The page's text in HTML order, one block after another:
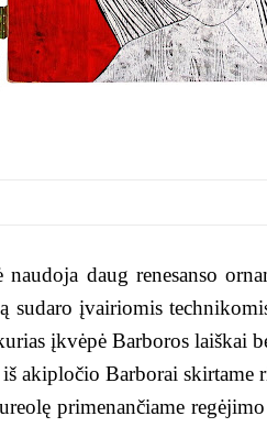
naudoja daug renesanso
sudaro įvairiomis
įkvėpė Barboros laiškai
iš akipločio Barborai
primenančiame